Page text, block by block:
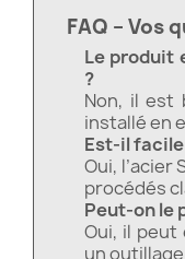
FAQ – Vos
Le produit
?
Non, il est
installé en
Est-il
Oui, l’acier
procédés
Peut-on le
Oui, il
un